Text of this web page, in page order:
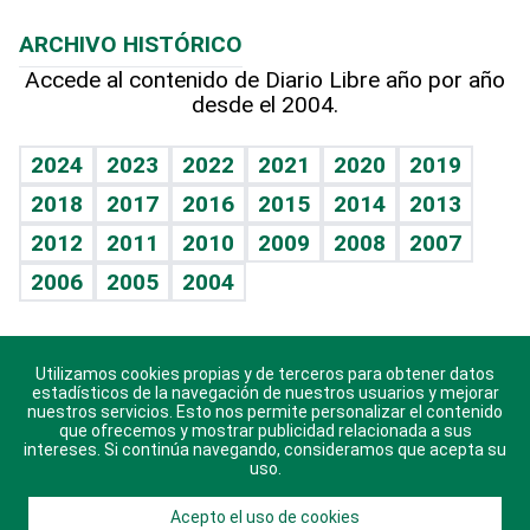
Hablando con el pediatra
Vida y familia
Eñe
Celebrando la vida
Sin complejos
En pocas palabras
Escuchando al corazón
Economía Personal
Línea de hit
TBT Deportivo
Más firmas
Hecho en casa
Guía del dinero
Cumpleaños
Horóscopos
Crucigramas
ARCHIVO HISTÓRICO
Accede al contenido de Diario Libre año por año
desde el 2004.
2024 2023 2022 2021 2020
2019
2018
2017 2016 2015 2014
2013
2012
2011 2010 2009 2008
2007
2006
2005 2004
Descarga nuestras aplicaciones para Android, iOS y
sistema Huawei.
Utilizamos cookies propias y de terceros para obtener datos
estadísticos de la navegación de nuestros usuarios y mejorar
nuestros servicios. Esto nos permite personalizar el contenido
que ofrecemos y mostrar publicidad relacionada a sus
intereses. Si continúa navegando, consideramos que acepta su
uso.
Acepto el uso de cookies